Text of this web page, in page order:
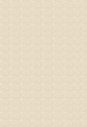
病情描
梁断裂
孙主任
姓名：
病情描
专家回